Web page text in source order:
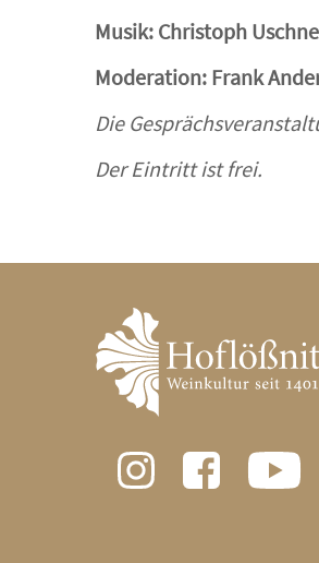
Musik: Christoph
Moderation: Frank
Die
Der Eintritt ist frei.